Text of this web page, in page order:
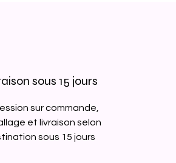
sous 15 jours
sur commande,
et livraison selon
sous 15 jours